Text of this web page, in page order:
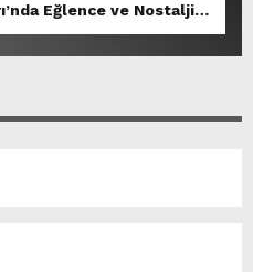
Eğlence ve Nostalji